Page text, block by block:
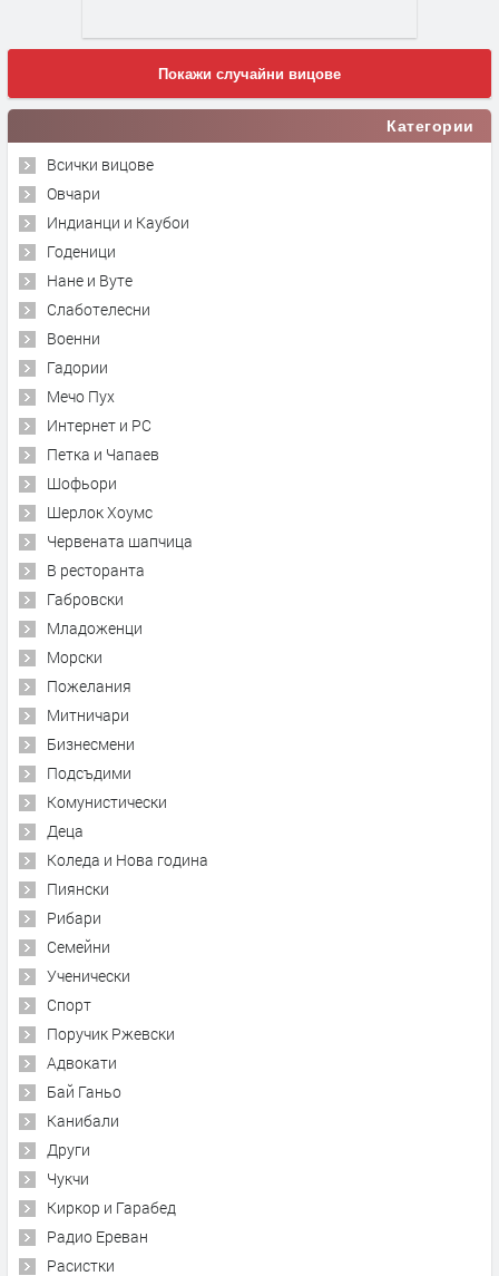
Покажи случайни вицове
Категории
Всички вицове
Овчари
Индианци и Каубои
Годеници
Нане и Вуте
Слаботелесни
Военни
Гадории
Мечо Пух
Интернет и PC
Петка и Чапаев
Шофьори
Шерлок Хоумс
Червената шапчица
В ресторанта
Габровски
Младоженци
Морски
Пожелания
Митничари
Бизнесмени
Подсъдими
Комунистически
Деца
Коледа и Нова година
Пиянски
Рибари
Семейни
Ученически
Спорт
Поручик Ржевски
Адвокати
Бай Ганьо
Канибали
Други
Чукчи
Киркор и Гарабед
Радио Ереван
Расистки